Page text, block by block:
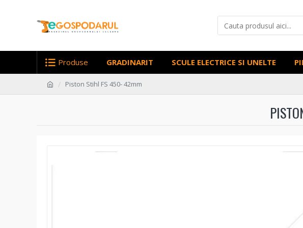
Produse GRADINARIT SCULE ELECTRICE SI UNELTE
Piston Stihl FS 450- 42mm